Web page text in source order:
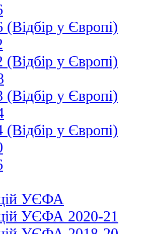
у Європі)
у Європі)
у Європі)
у Європі)
УЄФА
УЄФА 2020-21